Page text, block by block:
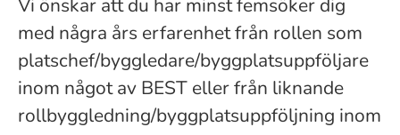
Vi önskar att du har minst femsöker dig
med några års erfarenhet från rollen som
platschef/byggledare/byggplatsuppföljare
inom något av BEST eller från liknande
rollbyggledning/byggplatsuppföljning inom